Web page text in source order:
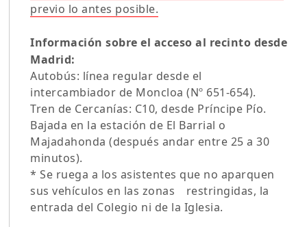
previo lo antes posible.
Información sobre el acceso al recinto desde
Madrid:
Autobús: línea regular desde el
intercambiador de Moncloa (Nº 651-654).
Tren de Cercanías: C10, desde Príncipe Pío.
Bajada en la estación de El Barrial o
Majadahonda (después andar entre 25 a 30
minutos).
* Se ruega a los asistentes que no aparquen
sus vehículos en las zonas restringidas, la
entrada del Colegio ni de la Iglesia.